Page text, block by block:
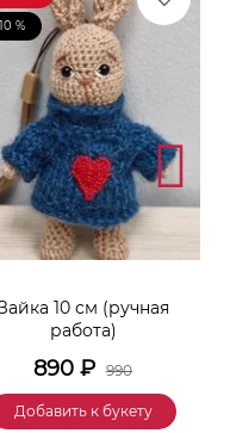
%
10 см (ручная
работа)
890 ₽ 990
Добавить к букету